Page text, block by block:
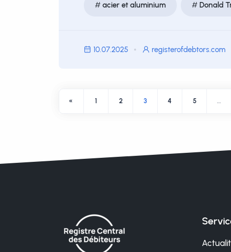
acier et aluminium Donald
10.07.2025 registerofdebtors.com
« 1 2 3 4 5 …